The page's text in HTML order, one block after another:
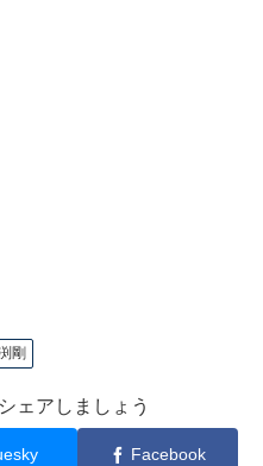
剛
ェアしましょう
Facebook